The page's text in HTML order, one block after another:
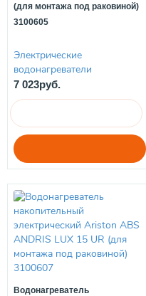
(для монтажа под раковиной)
3100605
Электрические
водонагреватели
7 023руб.
Водонагреватель